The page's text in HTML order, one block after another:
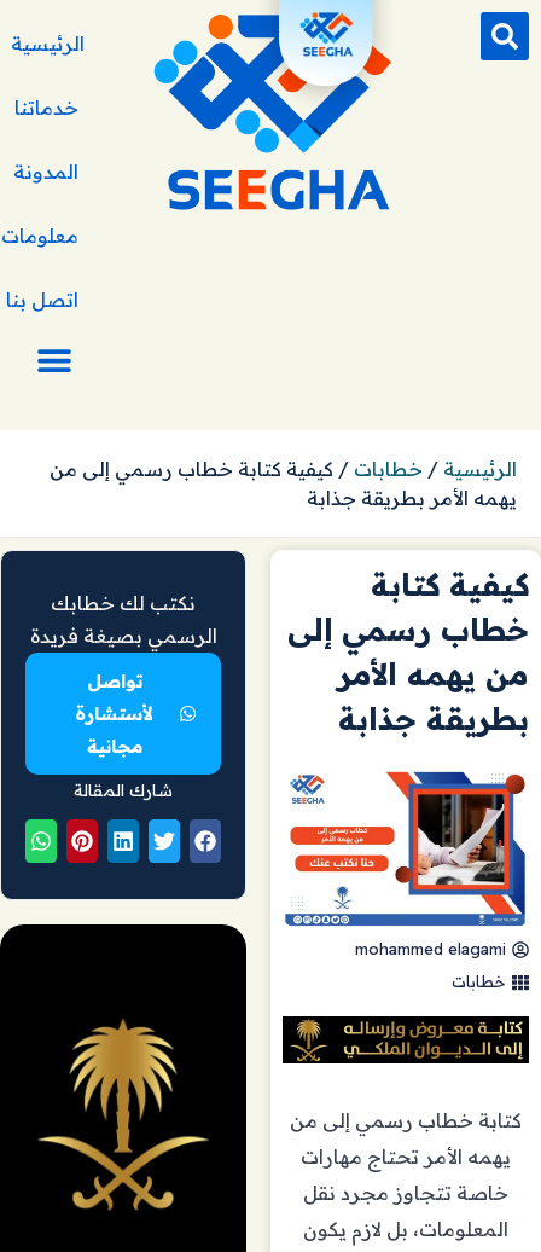
الرئيسية
خدماتنا
المدونة
معلومات
اتصل بنا
الرئيسية / خطابات / كيفية كتابة خطاب رسمي إلى من
يهمه الأمر بطريقة جذابة
كيفية كتابة
خطاب رسمي إلى
من يهمه الأمر
بطريقة جذابة
mohammed elagami
خطابات
كتابة خطاب رسمي إلى من
يهمه الأمر تحتاج مهارات
خاصة تتجاوز مجرد نقل
المعلومات، بل لازم يكون
نكتب لك خطابك
الرسمي بصيغة فريدة
تواصل
لأستشارة
مجانية
شارك المقالة